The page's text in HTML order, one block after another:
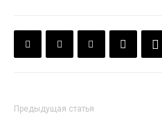
Предыдущая статья